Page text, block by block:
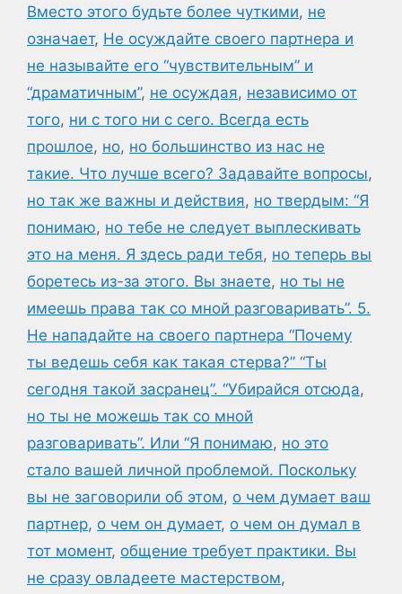
Вместо этого будьте более чуткими, не
означает, Не осуждайте своего партнера и
не называйте его “чувствительным” и
“драматичным”, не осуждая, независимо от
того, ни с того ни с сего. Всегда есть
прошлое, но, но большинство из нас не
такие. Что лучше всего? Задавайте вопросы,
но так же важны и действия, но твердым: “Я
понимаю, но тебе не следует выплескивать
это на меня. Я здесь ради тебя, но теперь вы
боретесь из-за этого. Вы знаете, но ты не
имеешь права так со мной разговаривать”. 5.
Не нападайте на своего партнера “Почему
ты ведешь себя как такая стерва?” “Ты
сегодня такой засранец”. “Убирайся отсюда,
но ты не можешь так со мной
разговаривать”. Или “Я понимаю, но это
стало вашей личной проблемой. Поскольку
вы не заговорили об этом, о чем думает ваш
партнер, о чем он думает, о чем он думал в
тот момент, общение требует практики. Вы
не сразу овладеете мастерством,